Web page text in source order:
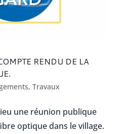
RENDU DE LA
, Travaux
une réunion publique
optique dans le village.